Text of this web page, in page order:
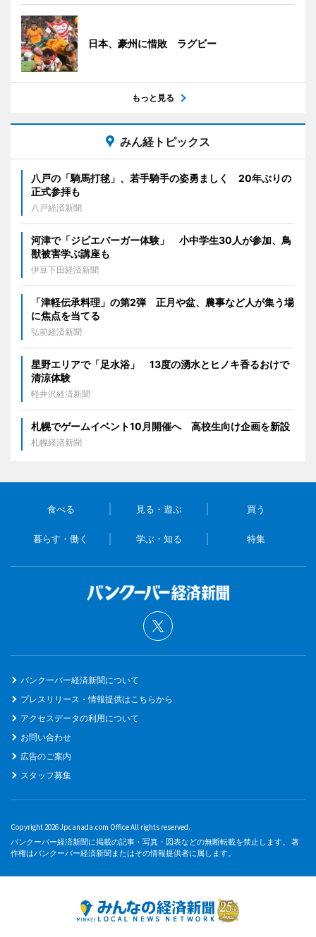
日本、豪州に惜敗 ラグビー
もっと見る
みん経トピックス
八戸の「騎馬打毬」、若手騎手の姿勇ましく 20年ぶりの
正式参拝も
八戸経済新聞
河津で「ジビエバーガー体験」 小中学生30人が参加、鳥
獣被害学ぶ講座も
伊豆下田経済新聞
「津軽伝承料理」の第2弾 正月や盆、農事など人が集う場
に焦点を当てる
弘前経済新聞
星野エリアで「足水浴」 13度の湧水とヒノキ香るおけで
清涼体験
軽井沢経済新聞
札幌でゲームイベント10月開催へ 高校生向け企画を新設
札幌経済新聞
食べる 見る・遊ぶ 買う
暮らす・働く 学ぶ・知る 特集
バンクーバー経済新聞について
プレスリリース・情報提供はこちらから
アクセスデータの利用について
お問い合わせ
広告のご案内
スタッフ募集
Copyright 2026 Jpcanada.com Office All rights reserved.
バンクーバー経済新聞に掲載の記事・写真・図表などの無断転載を禁止します。 著
作権はバンクーバー経済新聞またはその情報提供者に属します。